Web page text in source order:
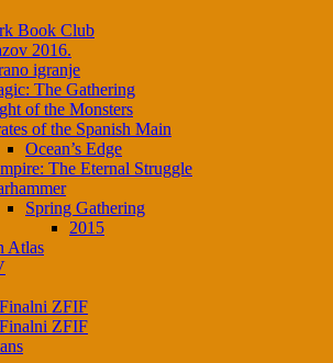
Book Club
2016.
igranje
The Gathering
of the Monsters
of the Spanish Main
Ocean’s Edge
The Eternal Struggle
Spring Gathering
2015
Atlas
ZFIF
ZFIF